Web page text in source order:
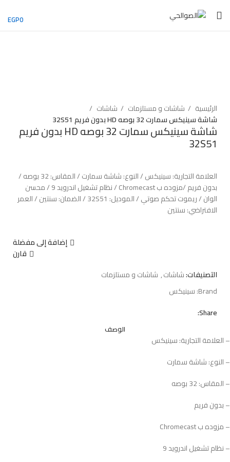
EGP0
الرئيسية
شاشات و مستلزمات
شاشات
شاشة سينيكس سمارت 32 بوصه HD بدون فريم 32S51
شاشة سينيكس سمارت 32 بوصه HD بدون فريم
32S51
العلامة التجارية: سينيكس / النوع: شاشة سمارت / المقاس: 32 بوصه /
بدون فريم /مزوده ب Chromecast / نظام تشغيل اندرويد 9 / محسن
الوان / ريموت تحكم صوتي / الموديل: 32S51 / الضمان: سنتين / العمر
الافتراضي: سنتين
إضافة إلى مفضلة
قارن
التصنيفات:شاشات, شاشات و مستلزمات
Brand: سينيكس
Share:
الوصف
– العلامة التجارية: سينيكس
– النوع: شاشة سمارت
– المقاس: 32 بوصه
– بدون فريم
– مزوده ب Chromecast
– نظام تشغيل اندرويد 9